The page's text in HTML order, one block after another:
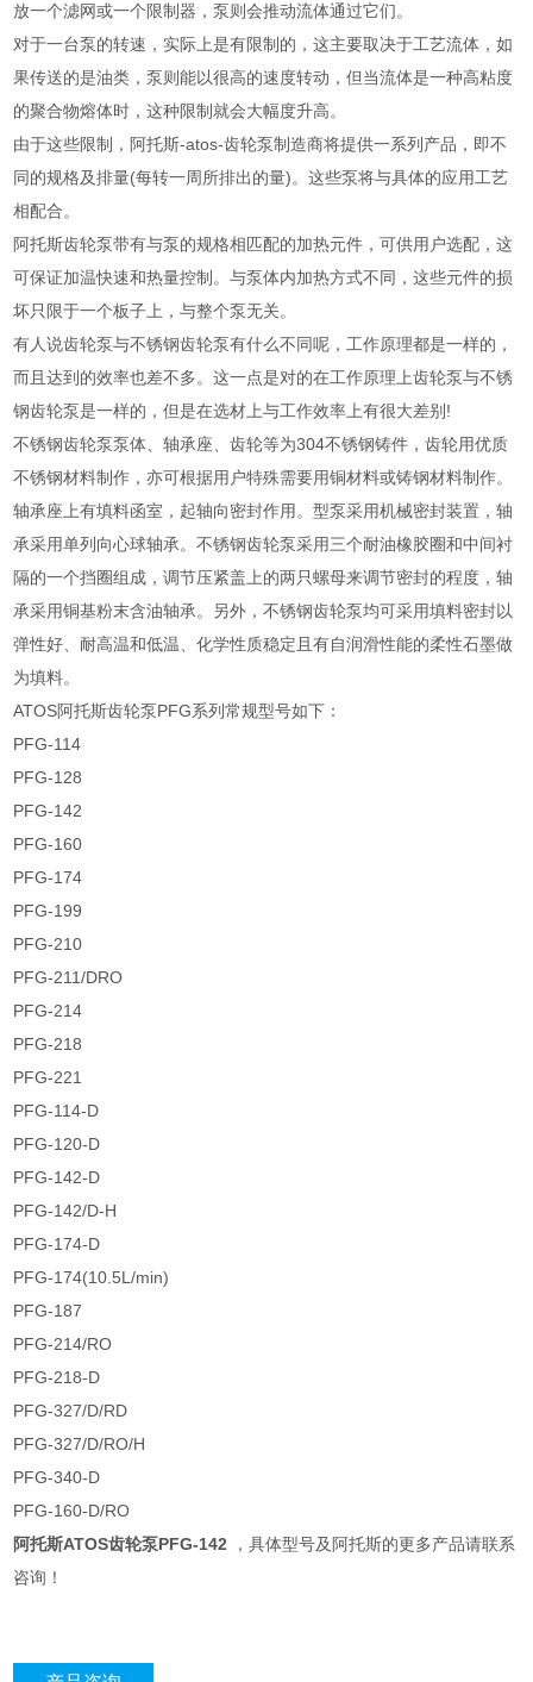
放一个滤网或一个限制器，泵则会推动流体通过它们。
对于一台泵的转速，实际上是有限制的，这主要取决于工艺流体，如
果传送的是油类，泵则能以很高的速度转动，但当流体是一种高粘度
的聚合物熔体时，这种限制就会大幅度升高。
由于这些限制，阿托斯-atos-齿轮泵制造商将提供一系列产品，即不
同的规格及排量(每转一周所排出的量)。这些泵将与具体的应用工艺
相配合。
阿托斯齿轮泵带有与泵的规格相匹配的加热元件，可供用户选配，这
可保证加温快速和热量控制。与泵体内加热方式不同，这些元件的损
坏只限于一个板子上，与整个泵无关。
有人说齿轮泵与不锈钢齿轮泵有什么不同呢，工作原理都是一样的，
而且达到的效率也差不多。这一点是对的在工作原理上齿轮泵与不锈
钢齿轮泵是一样的，但是在选材上与工作效率上有很大差别!
不锈钢齿轮泵泵体、轴承座、齿轮等为304不锈钢铸件，齿轮用优质
不锈钢材料制作，亦可根据用户特殊需要用铜材料或铸钢材料制作。
轴承座上有填料函室，起轴向密封作用。型泵采用机械密封装置，轴
承采用单列向心球轴承。不锈钢齿轮泵采用三个耐油橡胶圈和中间衬
隔的一个挡圈组成，调节压紧盖上的两只螺母来调节密封的程度，轴
承采用铜基粉末含油轴承。另外，不锈钢齿轮泵均可采用填料密封以
弹性好、耐高温和低温、化学性质稳定且有自润滑性能的柔性石墨做
为填料。
ATOS阿托斯齿轮泵PFG系列常规型号如下：
PFG-114
PFG-128
PFG-142
PFG-160
PFG-174
PFG-199
PFG-210
PFG-211/DRO
PFG-214
PFG-218
PFG-221
PFG-114-D
PFG-120-D
PFG-142-D
PFG-142/D-H
PFG-174-D
PFG-174(10.5L/min)
PFG-187
PFG-214/RO
PFG-218-D
PFG-327/D/RD
PFG-327/D/RO/H
PFG-340-D
PFG-160-D/RO
阿托斯ATOS齿轮泵PFG-142
，具体型号及阿托斯的更多产品请联系
咨询！